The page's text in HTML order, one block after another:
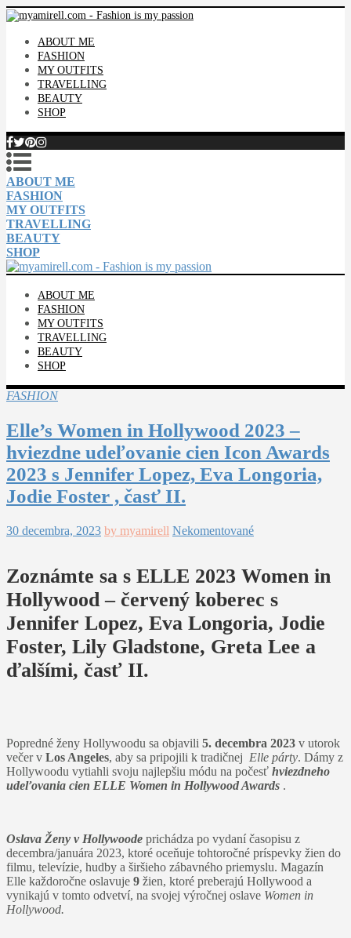
ABOUT ME
FASHION
MY OUTFITS
TRAVELLING
BEAUTY
SHOP
ABOUT ME
FASHION
MY OUTFITS
TRAVELLING
BEAUTY
SHOP
ABOUT ME
FASHION
MY OUTFITS
TRAVELLING
BEAUTY
SHOP
FASHION
Elle’s Women in Hollywood 2023 –
hviezdne udeľovanie cien Icon Awards
2023 s Jennifer Lopez, Eva Longoria,
Jodie Foster , časť II.
30 decembra, 2023 by myamirell Nekomentované
Zoznámte sa s ELLE 2023 Women in
Hollywood – červený koberec s
Jennifer Lopez, Eva Longoria, Jodie
Foster, Lily Gladstone, Greta Lee a
ďalšími, časť II.
Popredné ženy Hollywoodu sa objavili 5. decembra 2023 v utorok
večer v Los Angeles, aby sa pripojili k tradičnej Elle párty. Dámy z
Hollywoodu vytiahli svoju najlepšiu módu na počesť hviezdneho
udeľovania cien ELLE Women in Hollywood Awards .
Oslava Ženy v Hollywoode prichádza po vydaní časopisu z
decembra/januára 2023, ktoré oceňuje tohtoročné príspevky žien do
filmu, televízie, hudby a širšieho zábavného priemyslu. Magazín
Elle každoročne oslavuje 9 žien, ktoré preberajú Hollywood a
vynikajú v tomto odvetví, na svojej výročnej oslave Women in
Hollywood.